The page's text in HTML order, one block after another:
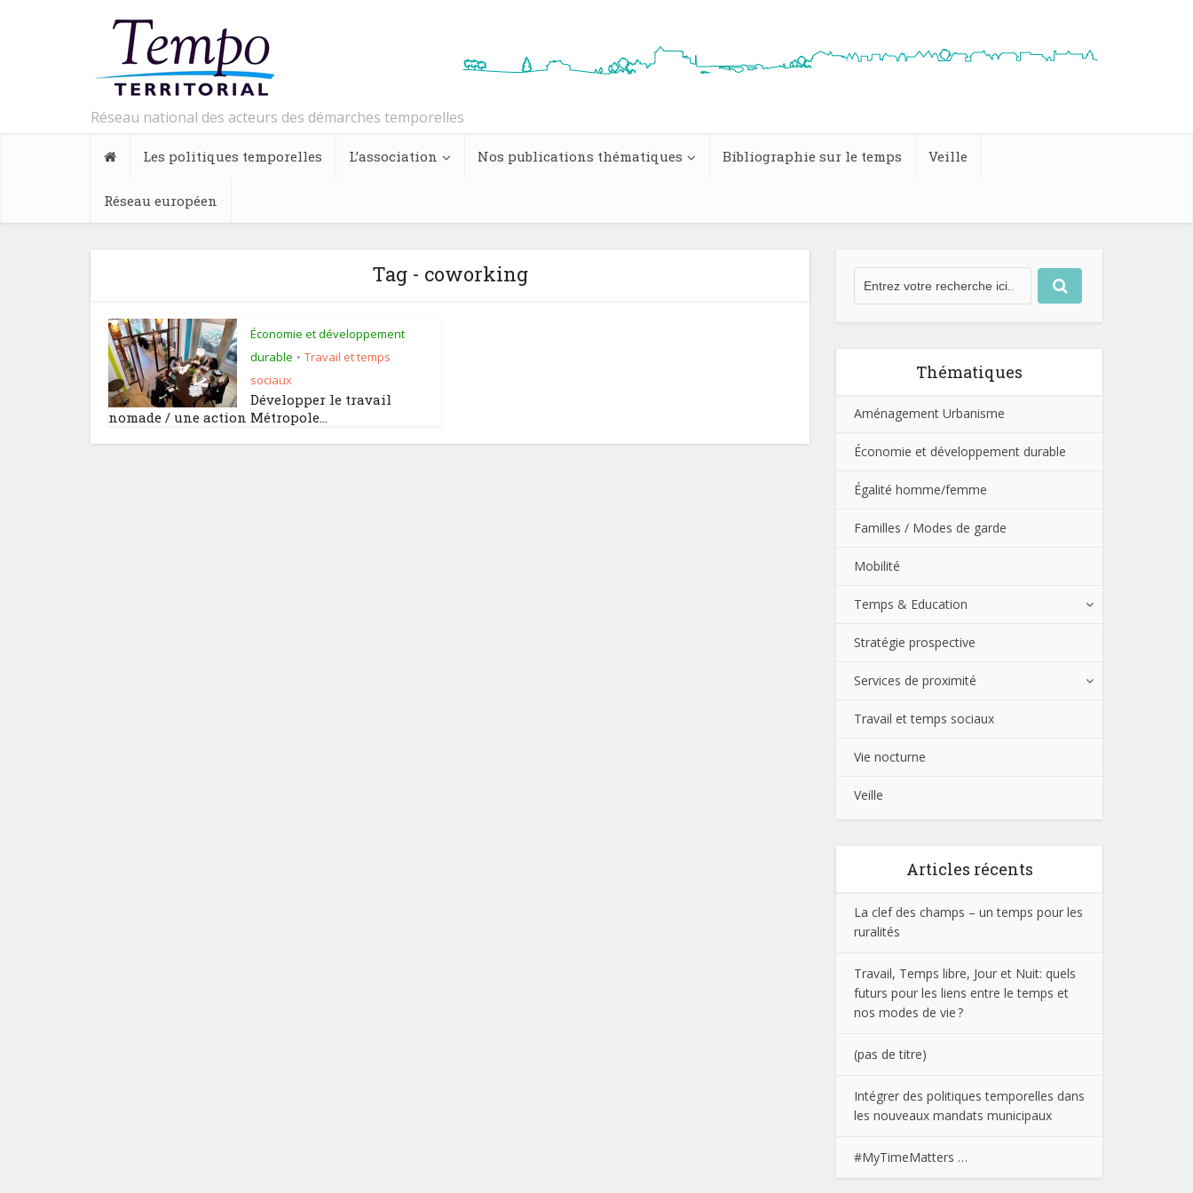
Réseau national des acteurs des démarches temporelles
Les politiques temporelles L’association Nos publications thématiques Bibliographie sur le temps Veille
Réseau européen
Tag - coworking
Économie et développement
durable • Travail et temps
sociaux
Développer le travail
nomade / une action Métropole...
Thématiques
Aménagement Urbanisme
Économie et développement durable
Égalité homme/femme
Familles / Modes de garde
Mobilité
Temps & Education
Stratégie prospective
Services de proximité
Travail et temps sociaux
Vie nocturne
Veille
Articles récents
La clef des champs – un temps pour les
ruralités
Travail, Temps libre, Jour et Nuit: quels
futurs pour les liens entre le temps et
nos modes de vie ?
(pas de titre)
Intégrer des politiques temporelles dans
les nouveaux mandats municipaux
#MyTimeMatters …